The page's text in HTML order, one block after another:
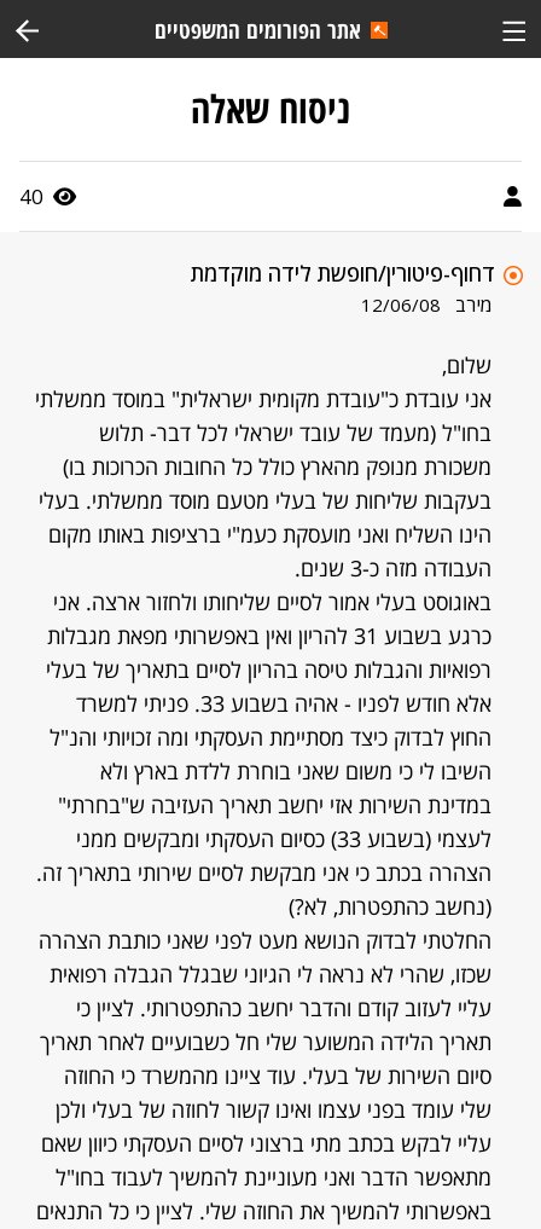
אתר הפורומים המשפטיים
ניסוח שאלה
40
דחוף-פיטורין/חופשת לידה מוקדמת
מירב 12/06/08
שלום,
אני עובדת כ"עובדת מקומית ישראלית" במוסד ממשלתי
בחו"ל (מעמד של עובד ישראלי לכל דבר- תלוש
משכורת מנופק מהארץ כולל כל החובות הכרוכות בו)
בעקבות שליחות של בעלי מטעם מוסד ממשלתי. בעלי
הינו השליח ואני מועסקת כעמ"י ברציפות באותו מקום
העבודה מזה כ-3 שנים.
באוגוסט בעלי אמור לסיים שליחותו ולחזור ארצה. אני
כרגע בשבוע 31 להריון ואין באפשרותי מפאת מגבלות
רפואיות והגבלות טיסה בהריון לסיים בתאריך של בעלי
אלא חודש לפניו - אהיה בשבוע 33. פניתי למשרד
החוץ לבדוק כיצד מסתיימת העסקתי ומה זכויותי והנ"ל
השיבו לי כי משום שאני בוחרת ללדת בארץ ולא
במדינת השירות אזי יחשב תאריך העזיבה ש"בחרתי"
לעצמי (בשבוע 33) כסיום העסקתי ומבקשים ממני
הצהרה בכתב כי אני מבקשת לסיים שירותי בתאריך זה.
(נחשב כהתפטרות, לא?)
החלטתי לבדוק הנושא מעט לפני שאני כותבת הצהרה
שכזו, שהרי לא נראה לי הגיוני שבגלל הגבלה רפואית
עליי לעזוב קודם והדבר יחשב כהתפטרותי. לציין כי
תאריך הלידה המשוער שלי חל כשבועיים לאחר תאריך
סיום השירות של בעלי. עוד ציינו מהמשרד כי החוזה
שלי עומד בפני עצמו ואינו קשור לחוזה של בעלי ולכן
עליי לבקש בכתב מתי ברצוני לסיים העסקתי כיוון שאם
מתאפשר הדבר ואני מעוניינת להמשיך לעבוד בחו"ל
באפשרותי להמשיך את החוזה שלי. לציין כי כל התנאים